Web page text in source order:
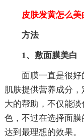
皮肤发黄怎么美
方法
1、敷面膜美白
面膜一直是很
肌肤提供营养成分
大的帮助，不仅能
色，不过在选择面
达到最理想的效果。